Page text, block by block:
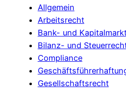
Allgemein
Arbeitsrecht
Bank- und
Bilanz- und
Compliance
Gesellschaftsrecht